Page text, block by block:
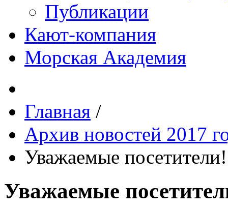
Публикации
Кают-компания
Морская Академия
Главная /
Архив новостей 2017
Уважаемые посетители!
Уважаемые